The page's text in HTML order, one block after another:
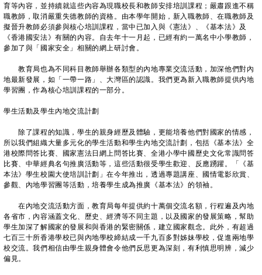
育等內容，並持續就這些內容為現職校長和教師安排培訓課程；嚴肅跟進不稱
職教師，取消嚴重失德教師的資格。由本學年開始，新入職教師、在職教師及
擬晉升教師必須參與核心培訓課程，當中已加入與《憲法》、《基本法》及
《香港國安法》有關的內容。自去年十一月起，已經有約一萬名中小學教師，
參加了與「國家安全」相關的網上研討會。
教育局也為不同科目教師舉辦各類型的內地專業交流活動，加深他們對內
地最新發展，如「一帶一路」、大灣區的認識。我們更為新入職教師提供内地
學習團，作為核心培訓課程的一部分。
學生活動及學生內地交流計劃
除了課程的知識，學生的親身經歷及體驗，更能培養他們對國家的情感，
所以我們組織大量多元化的學生活動和學生內地交流計劃，包括《基本法》全
港校際問答比賽、國家憲法日網上問答比賽、全港小學中國歷史文化常識問答
比賽、中華經典名句推廣活動等，這些活動很受學生歡迎、反應踴躍。「《基
本法》學生校園大使培訓計劃」在今年推出，透過專題講座、國情電影欣賞、
參觀、內地學習團等活動，培養學生成為推廣《基本法》的領袖。
在內地交流活動方面，教育局每年提供約十萬個交流名額，行程遍及內地
各省市，內容涵蓋文化、歷史、經濟等不同主題，以及國家的發展策略，幫助
學生加深了解國家的發展和與香港的緊密關係，建立國家觀念。此外，有超過
七百三十所香港學校已與內地學校締結成一千九百多對姊妹學校，促進兩地學
校交流。我們相信由學生親身體會令他們反思更為深刻，有利慎思明辨，減少
偏見。